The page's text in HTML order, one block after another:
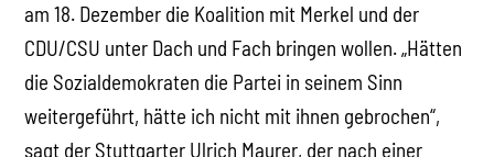
am 18. Dezember die Koalition mit Merkel und der
CDU/CSU unter Dach und Fach bringen wollen. „Hätten
die Sozialdemokraten die Partei in seinem Sinn
weitergeführt, hätte ich nicht mit ihnen gebrochen“,
sagt der Stuttgarter Ulrich Maurer, der nach einer